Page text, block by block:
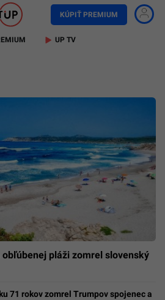
KÚPIŤ PREMIUM
UP TV
pláži zomrel slovenský
71 rokov zomrel Trumpov spojenec a